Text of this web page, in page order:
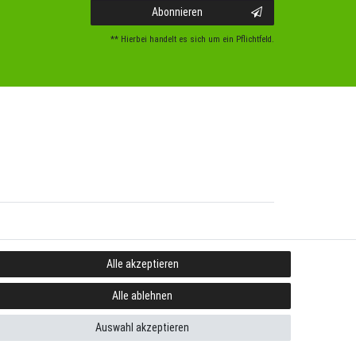
Abonnieren
** Hierbei handelt es sich um ein Pflichtfeld.
Alle akzeptieren
Alle ablehnen
Auswahl akzeptieren